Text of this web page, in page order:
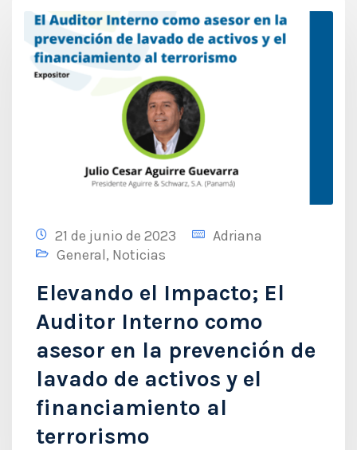
21 de junio de 2023
Adriana
General, Noticias
Elevando el Impacto; El
Auditor Interno como
asesor en la prevención de
lavado de activos y el
financiamiento al
terrorismo